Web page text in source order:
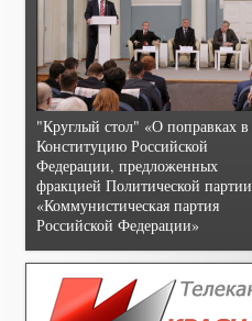
"Круглый стол" «О поправках в
Конституцию Российской
Федерации, предложенных
фракцией Политической партии
«Коммунистическая партия
Российской Федерации»